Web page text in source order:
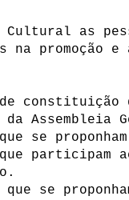
Cultural as
promoção e
da
da Assembleia
se
participam
se